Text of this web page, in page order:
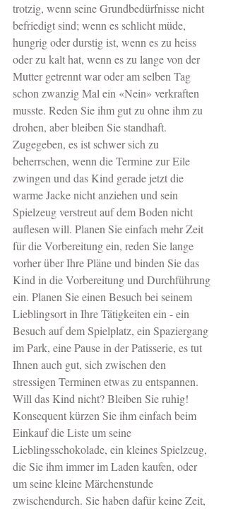
trotzig, wenn seine Grundbedürfnisse nicht
befriedigt sind; wenn es schlicht müde,
hungrig oder durstig ist, wenn es zu heiss
oder zu kalt hat, wenn es zu lange von der
Mutter getrennt war oder am selben Tag
schon zwanzig Mal ein «Nein» verkraften
musste. Reden Sie ihm gut zu ohne ihm zu
drohen, aber bleiben Sie standhaft.
Zugegeben, es ist schwer sich zu
beherrschen, wenn die Termine zur Eile
zwingen und das Kind gerade jetzt die
warme Jacke nicht anziehen und sein
Spielzeug verstreut auf dem Boden nicht
auflesen will. Planen Sie einfach mehr Zeit
für die Vorbereitung ein, reden Sie lange
vorher über Ihre Pläne und binden Sie das
Kind in die Vorbereitung und Durchführung
ein. Planen Sie einen Besuch bei seinem
Lieblingsort in Ihre Tätigkeiten ein - ein
Besuch auf dem Spielplatz, ein Spaziergang
im Park, eine Pause in der Patisserie, es tut
Ihnen auch gut, sich zwischen den
stressigen Terminen etwas zu entspannen.
Will das Kind nicht? Bleiben Sie ruhig!
Konsequent kürzen Sie ihm einfach beim
Einkauf die Liste um seine
Lieblingsschokolade, ein kleines Spielzeug,
die Sie ihm immer im Laden kaufen, oder
um seine kleine Märchenstunde
zwischendurch. Sie haben dafür keine Zeit,